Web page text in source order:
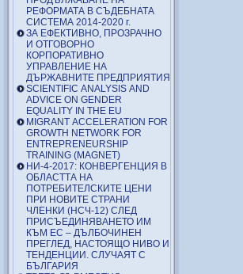
РЕФОРМАТА В СЪДЕБНАТА
СИСТЕМА 2014-2020 г.
ЗА ЕФЕКТИВНО, ПРОЗРАЧНО
И ОТГОВОРНО
КОРПОРАТИВНО
УПРАВЛЕНИЕ НА
ДЪРЖАВНИТЕ ПРЕДПРИЯТИЯ
SCIENTIFIC ANALYSIS AND
ADVICE ON GENDER
EQUALITY IN THE EU
MIGRANT ACCELERATION FOR
GROWTH NETWORK FOR
ENTREPRENEURSHIP
TRAINING (MAGNET)
НИ-4-2017: КОНВЕРГЕНЦИЯ В
ОБЛАСТТА НА
ПОТРЕБИТЕЛСКИТЕ ЦЕНИ
ПРИ НОВИТЕ СТРАНИ
ЧЛЕНКИ (НСЧ-12) СЛЕД
ПРИСЪЕДИНЯВАНЕТО ИМ
КЪМ ЕС – ДЪЛБОЧИНЕН
ПРЕГЛЕД, НАСТОЯЩО НИВО И
ТЕНДЕНЦИИ. СЛУЧАЯТ С
БЪЛГАРИЯ